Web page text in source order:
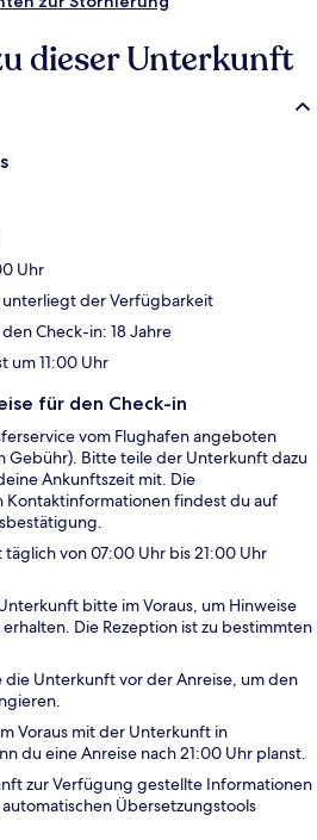
dieser Unterkunft
Uhr
der Verfügbarkeit
Check-in: 18 Jahre
um 11:00 Uhr
für den Check-in
vom Flughafen angeboten
Gebühr). Bitte teile der Unterkunft dazu
Ankunftszeit mit. Die
Kontaktinformationen findest du auf
täglich von 07:00 Uhr bis 21:00 Uhr
bitte im Voraus, um Hinweise
Die Rezeption ist zu bestimmten
Unterkunft vor der Anreise, um den
Voraus mit der Unterkunft in
du eine Anreise nach 21:00 Uhr planst.
zur Verfügung gestellte Informationen
Übersetzungstools